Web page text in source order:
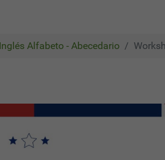
Alfabeto - Abecedario